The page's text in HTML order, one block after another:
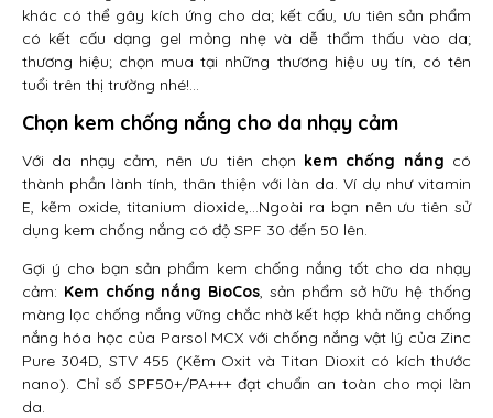
khác có thể gây kích ứng cho da; kết cấu, ưu tiên sản phẩm
có kết cấu dạng gel mỏng nhẹ và dễ thẩm thấu vào da;
thương hiệu; chọn mua tại những thương hiệu uy tín, có tên
tuổi trên thị trường nhé!…
Chọn kem chống nắng cho da nhạy cảm
Với da nhạy cảm, nên ưu tiên chọn kem chống nắng có
thành phần lành tính, thân thiện với làn da. Ví dụ như vitamin
E, kẽm oxide, titanium dioxide,…Ngoài ra bạn nên ưu tiên sử
dụng kem chống nắng có độ SPF 30 đến 50 lên.
Gợi ý cho bạn sản phẩm kem chống nắng tốt cho da nhạy
cảm: Kem chống nắng BioCos, sản phẩm sở hữu hệ thống
màng lọc chống nắng vững chắc nhờ kết hợp khả năng chống
nắng hóa học của Parsol MCX với chống nắng vật lý của Zinc
Pure 304D, STV 455 (Kẽm Oxit và Titan Dioxit có kích thước
nano). Chỉ số SPF50+/PA+++ đạt chuẩn an toàn cho mọi làn
da.